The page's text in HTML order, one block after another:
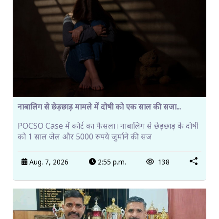
नाबालिग से छेड़छाड़ मामले में दोषी को एक साल की सजा...
POCSO Case में कोर्ट का फैसला। नाबालिग से छेड़छाड़ के दोषी
को 1 साल जेल और 5000 रुपये जुर्माने की सज
Aug. 7, 2026 2:55 p.m. 138